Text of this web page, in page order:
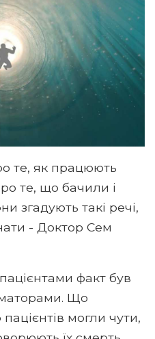
те, як працюють
те, що бачили і
згадують такі речі,
- Доктор Сем
факт був
Що
могли чути,